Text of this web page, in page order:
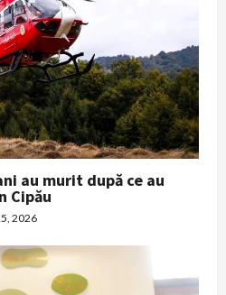
au murit după ce au
Cipău
2026